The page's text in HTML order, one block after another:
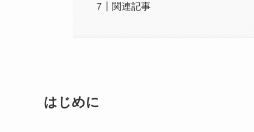
関連記事
はじめに